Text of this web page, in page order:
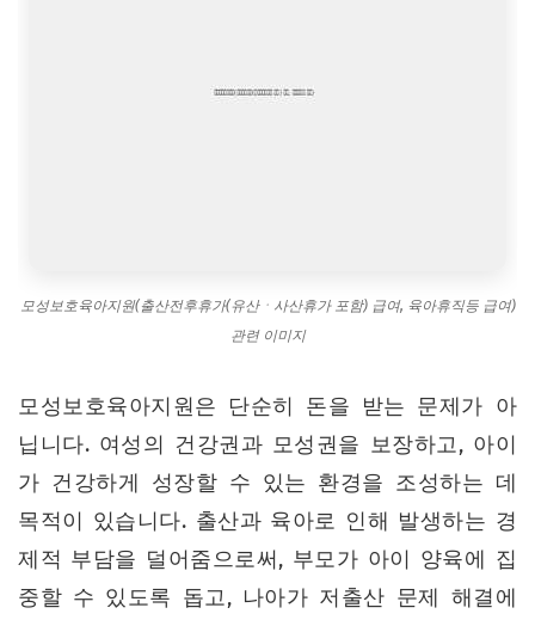
7. FAQ: 모성보호육아지원, 궁금한 점을 해결해 드립니다!
자주 묻는 질문
마무리하며
모성보호육아지원(출산전후휴가(유산ㆍ사산휴가 포함) 급여, 육아휴직등 급여)
관련 이미지
모성보호육아지원은 단순히 돈을 받는 문제가 아
닙니다. 여성의 건강권과 모성권을 보장하고, 아이
가 건강하게 성장할 수 있는 환경을 조성하는 데
목적이 있습니다. 출산과 육아로 인해 발생하는 경
제적 부담을 덜어줌으로써, 부모가 아이 양육에 집
중할 수 있도록 돕고, 나아가 저출산 문제 해결에